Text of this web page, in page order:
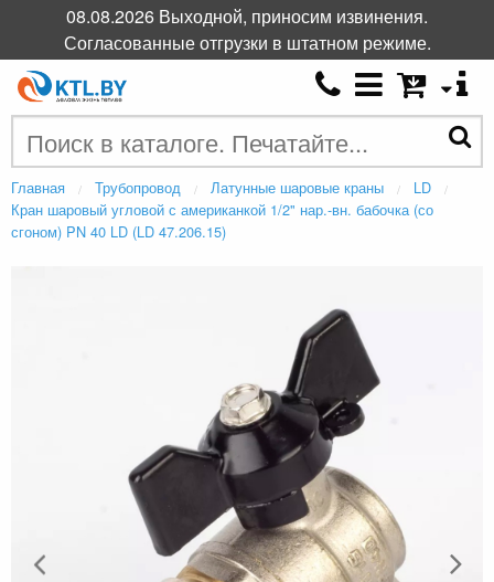
Главная Трубопровод Латунные шаровые краны
LD
Кран шаровый угловой с американкой 1/2" нар.-вн. бабочка (со
сгоном) PN 40 LD (LD 47.206.15)
08.08.2026 Выходной, приносим извинения.
Согласованные отгрузки в штатном режиме.